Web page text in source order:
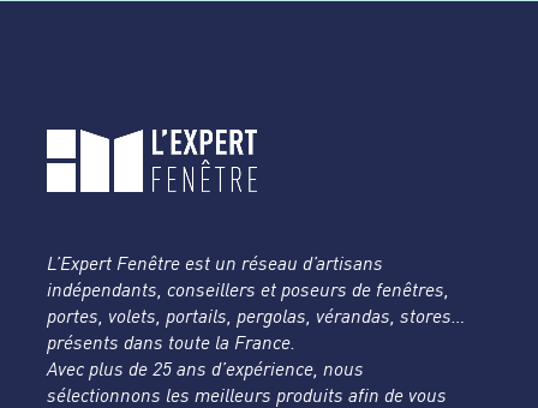
L’Expert Fenêtre est un réseau d’artisans
indépendants, conseillers et poseurs de fenêtres,
portes, volets, portails, pergolas, vérandas, stores…
présents dans toute la France.
Avec plus de 25 ans d’expérience, nous
sélectionnons les meilleurs produits afin de vous